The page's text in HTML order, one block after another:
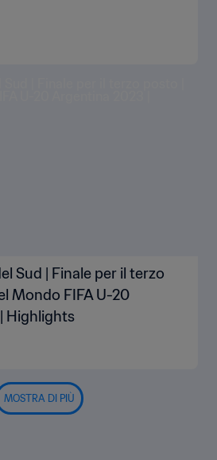
Sud | Finale per il terzo
Mondo FIFA U-20
Highlights
MOSTRA DI PIÙ